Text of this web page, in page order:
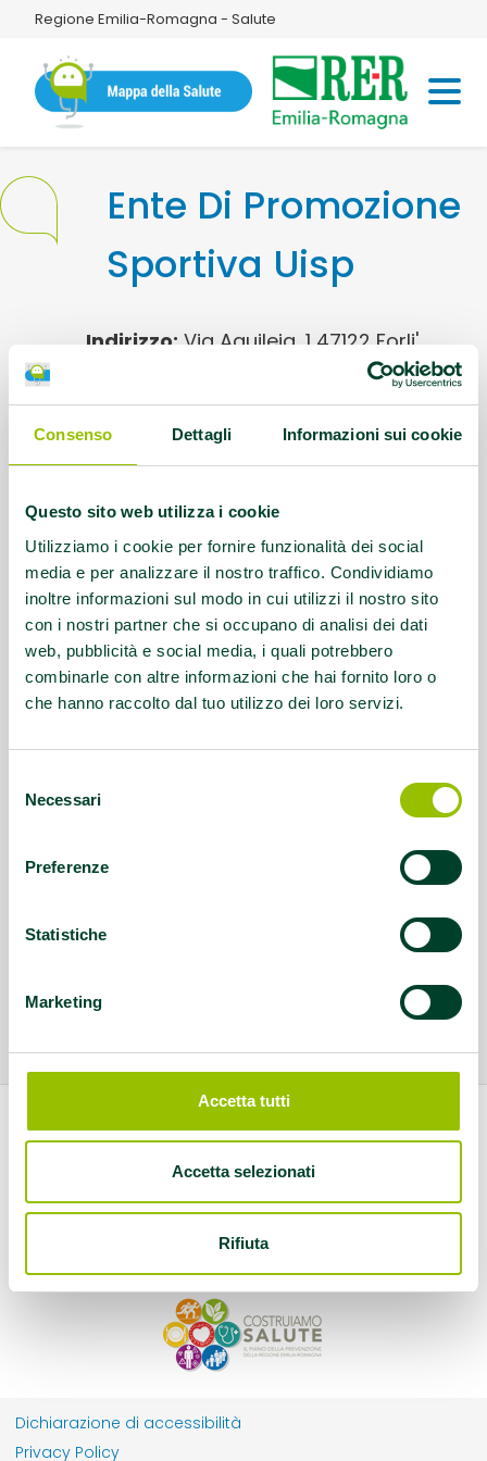
Consenso Dettagli Informazioni sui cookie
Questo sito web utilizza i cookie
Utilizziamo i cookie per fornire funzionalità dei social
media e per analizzare il nostro traffico. Condividiamo
inoltre informazioni sul modo in cui utilizzi il nostro sito
con i nostri partner che si occupano di analisi dei dati
web, pubblicità e social media, i quali potrebbero
combinarle con altre informazioni che hai fornito loro o
che hanno raccolto dal tuo utilizzo dei loro servizi.
delNecessari
Preferenze
Statistiche
Marketing
Accetta tutti
Accetta selezionati
Rifiuta
Regione Emilia-Romagna - Salute
Ente Di Promozione
Sportiva Uisp
Indirizzo: Via Aquileia, 1 47122 Forli'
Referente:forlicesena@uisp.it
Contatti:Tel: 0543/370705
Questo contenuto si trova in
promuovono la salute
Dichiarazione di accessibilità
Privacy Policy